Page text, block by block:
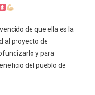
de que ella es la
al proyecto de
y para
del pueblo de